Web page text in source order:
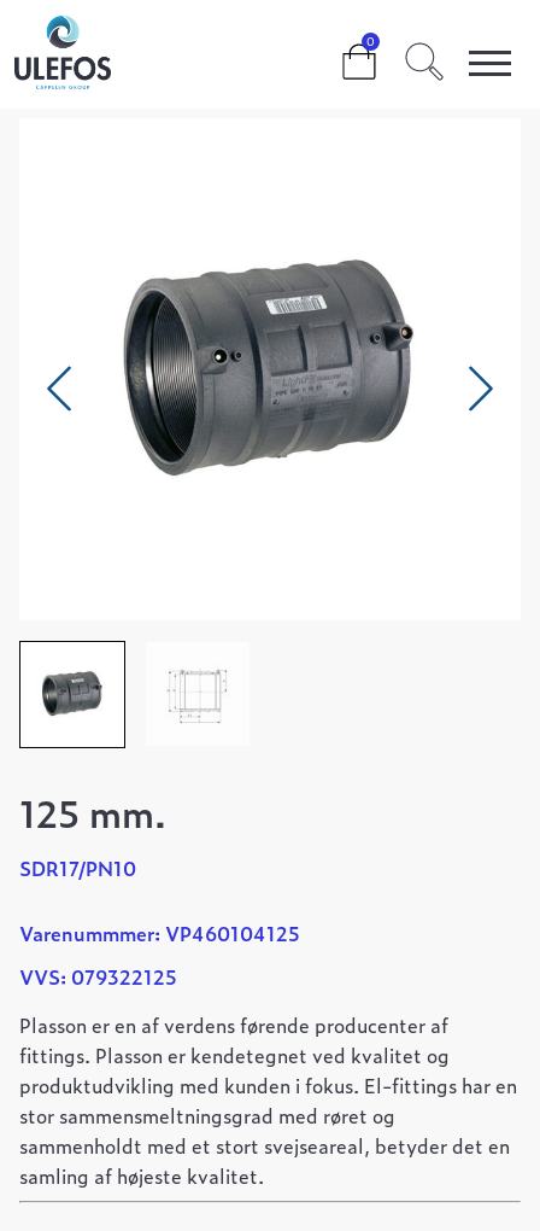
0
>>>
125 mm.
SDR17/PN10
Varenummmer: VP460104125
VVS: 079322125
Plasson er en af verdens førende producenter af
fittings. Plasson er kendetegnet ved kvalitet og
produktudvikling med kunden i fokus. El-fittings har en
stor sammensmeltningsgrad med røret og
sammenholdt med et stort svejseareal, betyder det en
samling af højeste kvalitet.